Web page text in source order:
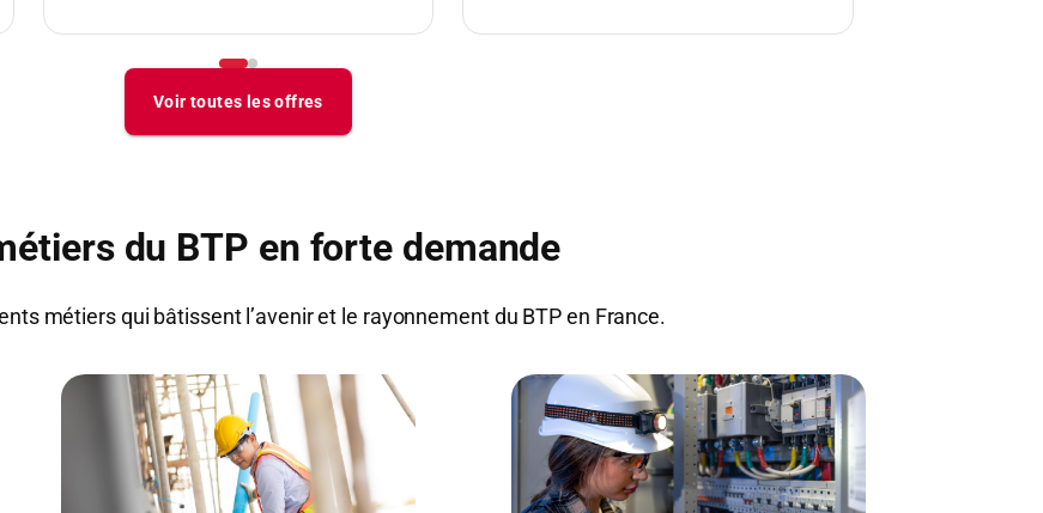
du BTP en forte demande
métiers qui bâtissent l’avenir et le rayonnement du BTP en France.